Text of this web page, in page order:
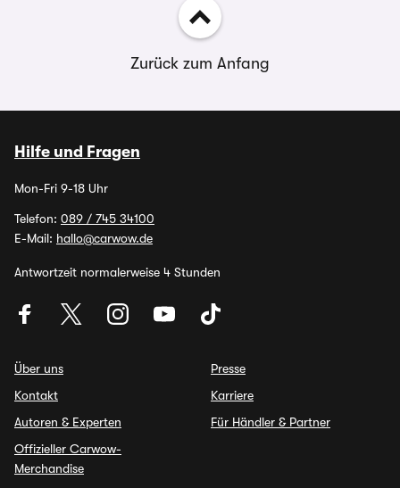
Zurück zum Anfang
Hilfe und Fragen
Mon-Fri 9-18 Uhr
Telefon: 089 / 745 34100
E-Mail: hallo@carwow.de
Antwortzeit normalerweise 4 Stunden
Über uns
Kontakt
Autoren & Experten
Offizieller Carwow-
Merchandise
Presse
Karriere
Für Händler & Partner